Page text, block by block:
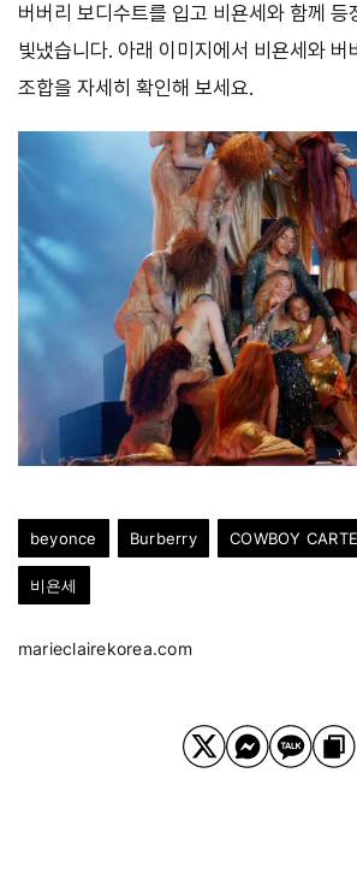
버버리 보디수트를 입고 비욘세와 함께 등
빛냈습니다. 아래 이미지에서 비욘세와 버
조합을 자세히 확인해 보세요.
beyonce Burberry COWBOY
비욘세
marieclairekorea.com